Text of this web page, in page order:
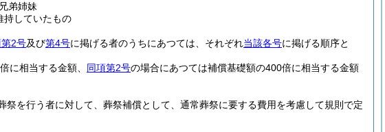
弟姉妹
持していたもの
2号及び第4号に掲げる者のうちにあつては、それぞれ当該各号に掲げる順序と
に相当する金額、 同項第2号の場合にあつては補償基礎額の400倍に相当する金額
を行う者に対して、葬祭補償として、通常葬祭に要する費用を考慮して規則で定